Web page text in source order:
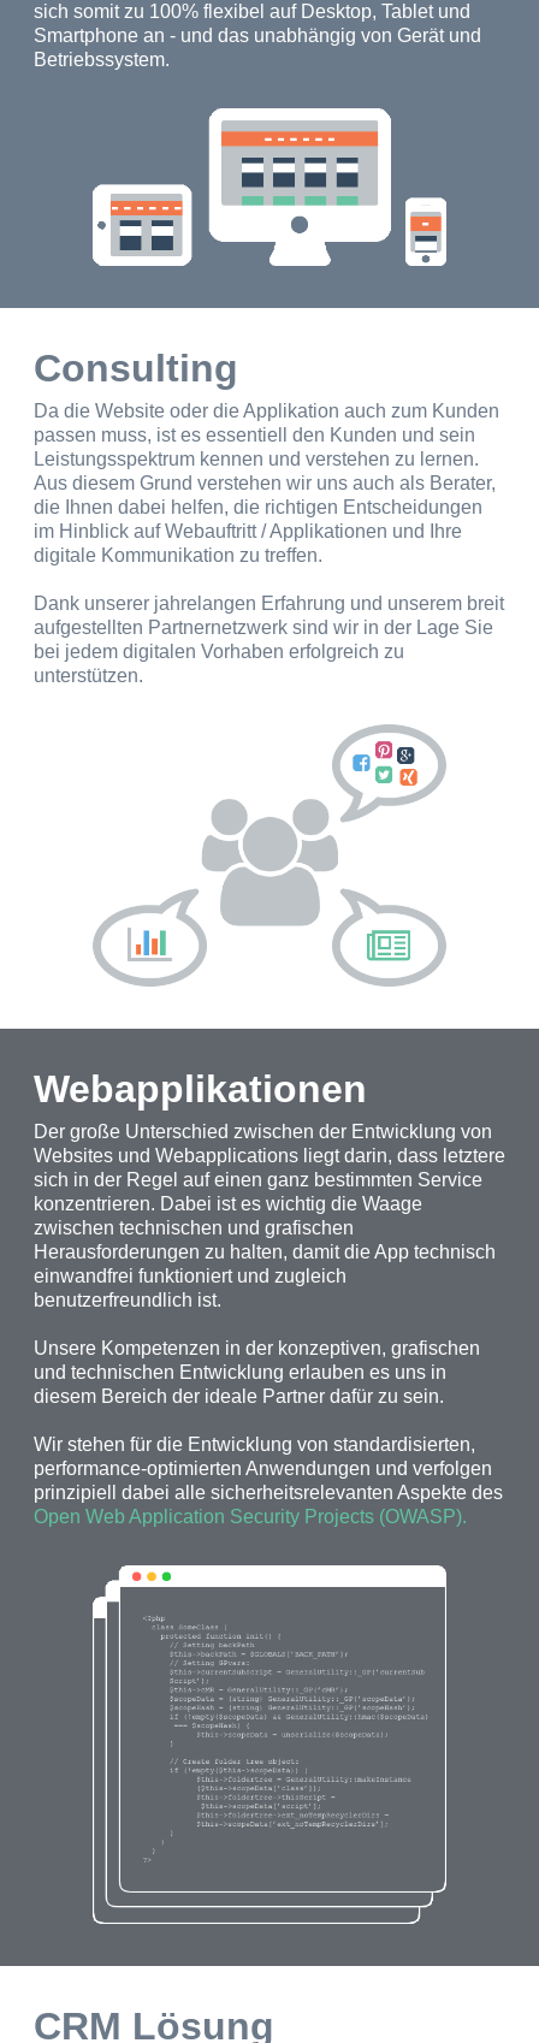
sich somit zu 100% flexibel auf Desktop, Tablet und
Smartphone an - und das unabhängig von Gerät und
Betriebssystem.
Consulting
Da die Website oder die Applikation auch zum Kunden
passen muss, ist es essentiell den Kunden und sein
Leistungsspektrum kennen und verstehen zu lernen.
Aus diesem Grund verstehen wir uns auch als Berater,
die Ihnen dabei helfen, die richtigen Entscheidungen
im Hinblick auf Webauftritt / Applikationen und Ihre
digitale Kommunikation zu treffen.
Dank unserer jahrelangen Erfahrung und unserem breit
aufgestellten Partnernetzwerk sind wir in der Lage Sie
bei jedem digitalen Vorhaben erfolgreich zu
unterstützen.
Webapplikationen
Der große Unterschied zwischen der Entwicklung von
Websites und Webapplications liegt darin, dass letztere
sich in der Regel auf einen ganz bestimmten Service
konzentrieren. Dabei ist es wichtig die Waage
zwischen technischen und grafischen
Herausforderungen zu halten, damit die App technisch
einwandfrei funktioniert und zugleich
benutzerfreundlich ist.
Unsere Kompetenzen in der konzeptiven, grafischen
und technischen Entwicklung erlauben es uns in
diesem Bereich der ideale Partner dafür zu sein.
Wir stehen für die Entwicklung von standardisierten,
performance-optimierten Anwendungen und verfolgen
prinzipiell dabei alle sicherheitsrelevanten Aspekte des
Open Web Application Security Projects (OWASP).
CRM Lösung